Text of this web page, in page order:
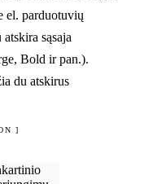
el. parduotuvių
sąsaja
Bold ir pan.).
du atskirus
]